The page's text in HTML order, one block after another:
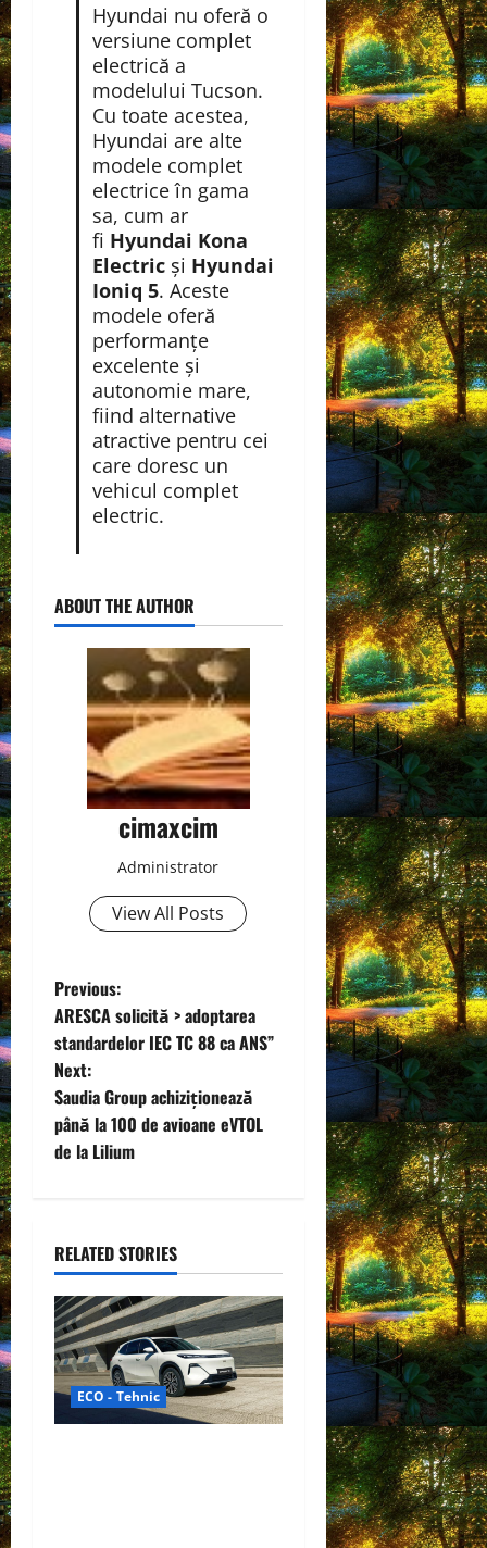
Hyundai nu oferă o
versiune complet
electrică a
modelului Tucson.
Cu toate acestea,
Hyundai are alte
modele complet
electrice în gama
sa, cum ar
fi Hyundai Kona
Electricși Hyundai
Ioniq 5. Aceste
modele oferă
performanțe
excelente și
autonomie mare,
fiind alternative
atractive pentru cei
care doresc un
vehicul complet
electric.
ABOUT THE AUTHOR
cimaxcim
Administrator
View All Posts
P
o
s
t
v
i
g
a
Previous:
ARESCA solicită > adoptarea
standardelor IEC TC 88 ca ANS”
Next:
Saudia Group achiziționează
până la 100 de avioane eVTOL
de la Lilium
RELATED STORIES
ECO - Tehnic